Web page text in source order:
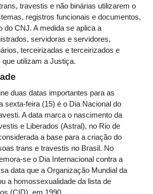
do TRT11
metas Nacionais
Digital
do Serviços de TIC
- 2026
travestis e não binárias utilizarem o
registros funcionais e documentos,
do CNJ. A medida se aplica a
servidoras e servidores,
terceirizadas e terceirizados e
utilizam a Justiça.
duas datas importantes para as
sexta-feira (15) é o Dia Nacional do
A data marca o nascimento da
e Liberados (Astral), no Rio de
a base para a criação do
trans e travestis no Brasil. No
se o Dia Internacional contra a
data que a Organização Mundial da
a homossexualidade da lista de